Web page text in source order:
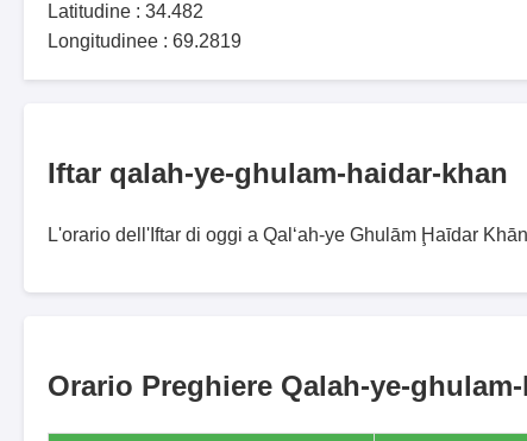
Latitudine : 34.482
Longitudinee : 69.2819
Iftar qalah-ye-ghulam-haidar-khan
L'orario dell'Iftar di oggi a Qal‘ah-ye Ghulām Ḩaīdar
Orario Preghiere Qalah-ye-